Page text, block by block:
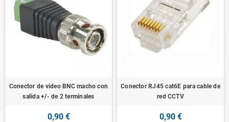
Conector de video BNC macho con
salida +/- de 2 terminales
0,90 €
Conector RJ45 cat6E para cable de
red CCTV
0,90 €